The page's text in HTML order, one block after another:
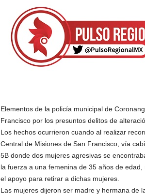
Elementos de la policía municipal de
Francisco por los presuntos delitos de
Los hechos ocurrieron cuando al realizar
Central de Misiones de San Francisco, vía
5B donde dos mujeres agresivas se
la fuerza a una femenina de 35 años de
el apoyo para retirar a dichas mujeres.
Las mujeres dijeron ser madre y hermana de